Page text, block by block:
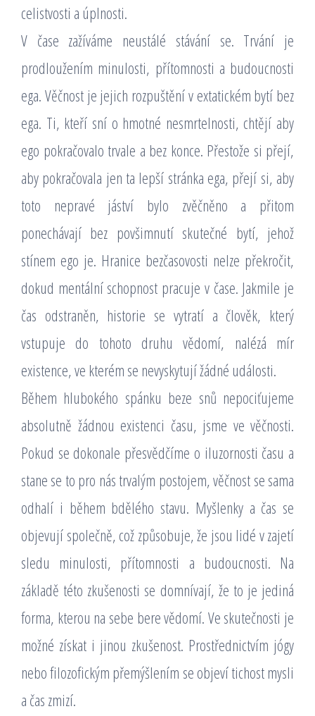
celistvosti a úplnosti.
V čase zažíváme neustálé stávání se. Trvání je
prodloužením minulosti, přítomnosti a budoucnosti
ega. Věčnost je jejich rozpuštění v extatickém bytí bez
ega. Ti, kteří sní o hmotné nesmrtelnosti, chtějí aby
ego pokračovalo trvale a bez konce. Přestože si přejí,
aby pokračovala jen ta lepší stránka ega, přejí si, aby
toto nepravé jáství bylo zvěčněno a přitom
ponechávají bez povšimnutí skutečné bytí, jehož
stínem ego je. Hranice bezčasovosti nelze překročit,
dokud mentální schopnost pracuje v čase. Jakmile je
čas odstraněn, historie se vytratí a člověk, který
vstupuje do tohoto druhu vědomí, nalézá mír
existence, ve kterém se nevyskytují žádné události.
Během hlubokého spánku beze snů nepociťujeme
absolutně žádnou existenci času, jsme ve věčnosti.
Pokud se dokonale přesvědčíme o iluzornosti času a
stane se to pro nás trvalým postojem, věčnost se sama
odhalí i během bdělého stavu. Myšlenky a čas se
objevují společně, což způsobuje, že jsou lidé v zajetí
sledu minulosti, přítomnosti a budoucnosti. Na
základě této zkušenosti se domnívají, že to je jediná
forma, kterou na sebe bere vědomí. Ve skutečnosti je
možné získat i jinou zkušenost. Prostřednictvím jógy
nebo filozofickým přemýšlením se objeví tichost mysli
a čas zmizí.